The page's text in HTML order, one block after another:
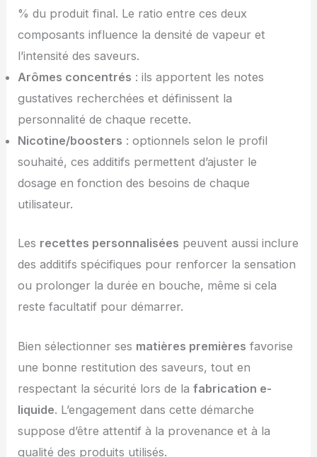
% du produit final. Le ratio entre ces deux
composants influence la densité de vapeur et
l’intensité des saveurs.
Arômes concentrés : ils apportent les notes
gustatives recherchées et définissent la
personnalité de chaque recette.
Nicotine/boosters : optionnels selon le profil
souhaité, ces additifs permettent d’ajuster le
dosage en fonction des besoins de chaque
utilisateur.
Les recettes personnalisées peuvent aussi inclure
des additifs spécifiques pour renforcer la sensation
ou prolonger la durée en bouche, même si cela
reste facultatif pour démarrer.
Bien sélectionner ses matières premières favorise
une bonne restitution des saveurs, tout en
respectant la sécurité lors de lafabrication e-
liquide. L’engagement dans cette démarche
suppose d’être attentif à la provenance et à la
qualité des produits utilisés.